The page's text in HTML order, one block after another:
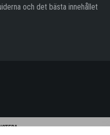
och det bästa innehållet